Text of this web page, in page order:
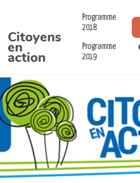
Aller au contenu principal
Citoyens
en
action
Programme
2018
Programme
2019